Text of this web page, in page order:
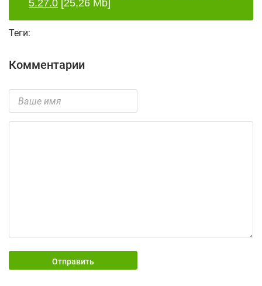
5.27.0 [25,26 Mb]
Теги:
Комментарии
Отправить